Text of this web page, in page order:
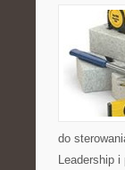
do
Leadership